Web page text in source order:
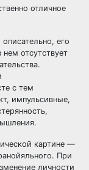
отличное
его
отсутствует
с тем
импульсивные,
картине —
При
личности